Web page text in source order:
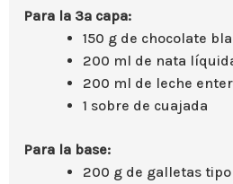
Para la 3ª capa:
150 g de chocolate
200 ml de nata
200 ml de leche
1 sobre de cuajada
Para la base:
200 g de galletas